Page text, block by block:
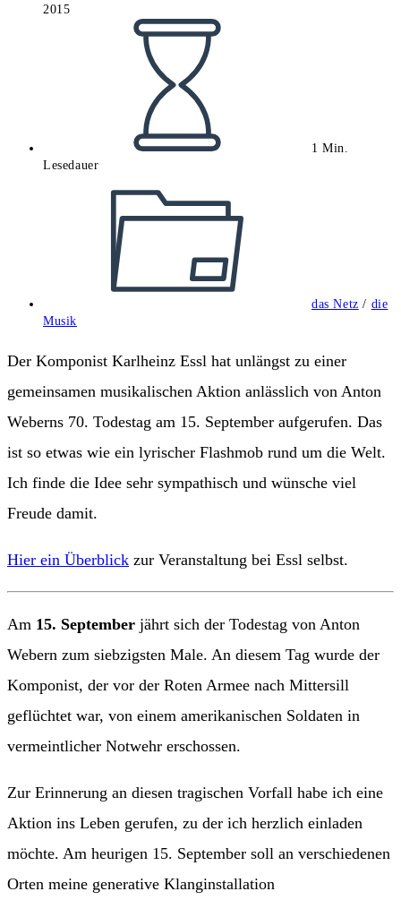
2015
1 Min.
Lesedauer
das Netz / die
Musik
Der Komponist Karlheinz Essl hat unlängst zu einer
gemeinsamen musikalischen Aktion anlässlich von Anton
Weberns 70. Todestag am 15. September aufgerufen. Das
ist so etwas wie ein lyrischer Flashmob rund um die Welt.
Ich finde die Idee sehr sympathisch und wünsche viel
Freude damit.
Hier ein Überblick zur Veranstaltung bei Essl selbst.
Am 15. September jährt sich der Todestag von Anton
Webern zum siebzigsten Male. An diesem Tag wurde der
Komponist, der vor der Roten Armee nach Mittersill
geflüchtet war, von einem amerikanischen Soldaten in
vermeintlicher Notwehr erschossen.
Zur Erinnerung an diesen tragischen Vorfall habe ich eine
Aktion ins Leben gerufen, zu der ich herzlich einladen
möchte. Am heurigen 15. September soll an verschiedenen
Orten meine generative Klanginstallation